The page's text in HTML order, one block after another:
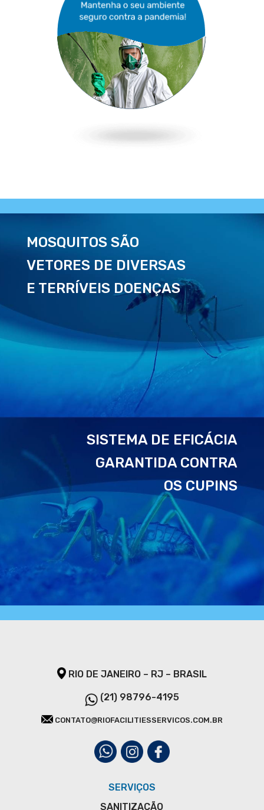
MOSQUITOS SÃO
VETORES DE DIVERSAS
E TERRÍVEIS DOENÇAS
SISTEMA DE EFICÁCIA
GARANTIDA CONTRA
OS CUPINS
RIO DE JANEIRO – RJ – BRASIL
(21) 98796-4195
CONTATO@RIOFACILITIESSERVICOS.COM.BR
SERVIÇOS
SANITIZAÇÃO